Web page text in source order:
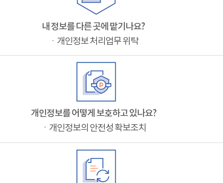
내 정보를 다른 곳에 맡기나요?
ㆍ개인정보 처리업무 위탁
개인정보를 어떻게 보호하고 있나요?
ㆍ개인정보의 안전성 확보조치